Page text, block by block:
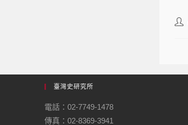
臺灣史研究所
電話：02-7749-1478
傳真：02-8369-3941